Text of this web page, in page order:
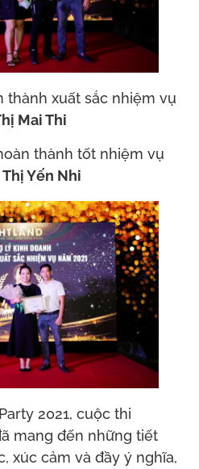
thành xuất sắc nhiệm vụ
Mai Thi
thành tốt nhiệm vụ
Yến Nhi
2021, cuộc thi
mang đến những tiết
xúc cảm và đầy ý nghĩa,